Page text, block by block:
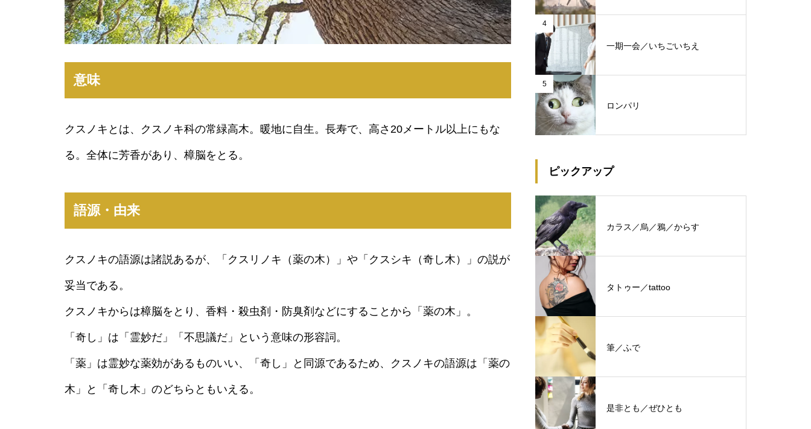
意味
クスノキとは、クスノキ科の常緑高木。暖地に自生。長寿で、高さ20メートル以上にもな
る。全体に芳香があり、樟脳をとる。
語源・由来
クスノキの語源は諸説あるが、「クスリノキ（薬の木）」や「クスシキ（奇し木）」の説が
妥当である。
クスノキからは樟脳をとり、香料・殺虫剤・防臭剤などにすることから「薬の木」。
「奇し」は「霊妙だ」「不思議だ」という意味の形容詞。
「薬」は霊妙な薬効があるものいい、「奇し」と同源であるため、クスノキの語源は「薬の
木」と「奇し木」のどちらともいえる。
4
一期一会／いちごいちえ
5
ロンパリ
ピックアップ
カラス／烏／鴉／からす
タトゥー／tattoo
筆／ふで
是非とも／ぜひとも